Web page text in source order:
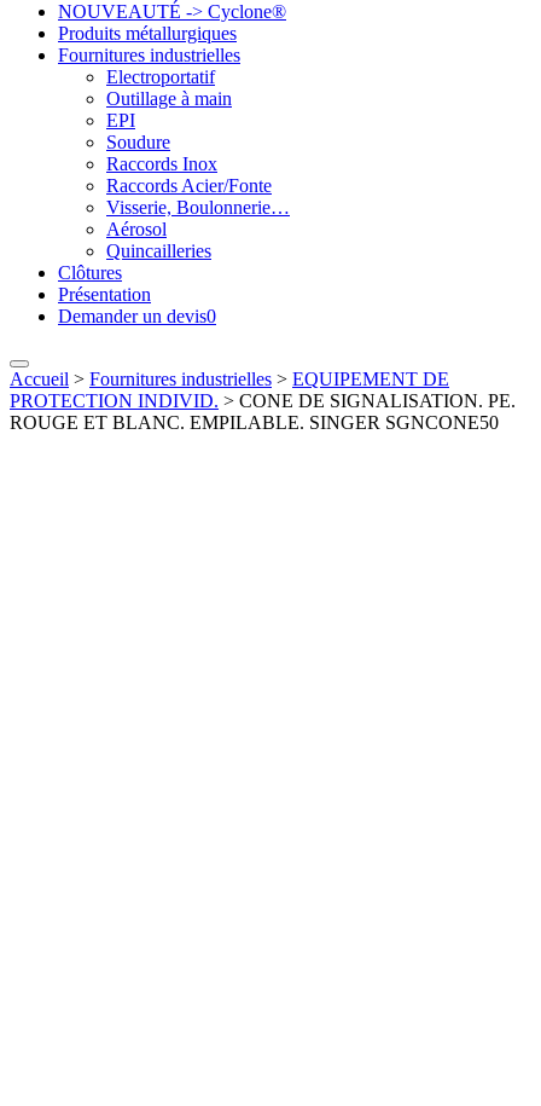
NOUVEAUTÉ -> Cyclone®
Produits métallurgiques
Fournitures industrielles
Electroportatif
Outillage à main
EPI
Soudure
Raccords Inox
Raccords Acier/Fonte
Visserie, Boulonnerie…
Aérosol
Quincailleries
Clôtures
Présentation
Demander un devis0
Accueil > Fournitures industrielles > EQUIPEMENT DE
PROTECTION INDIVID. > CONE DE SIGNALISATION. PE.
ROUGE ET BLANC. EMPILABLE. SINGER SGNCONE50